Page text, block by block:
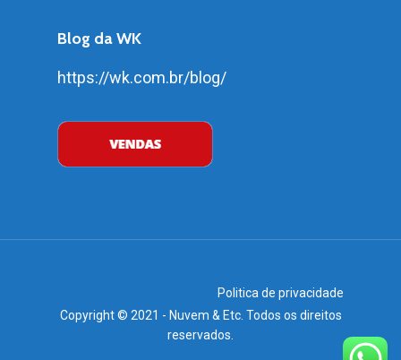
Blog da WK
https://wk.com.br/blog/
Politica de privacidade
Copyright © 2021 - Nuvem & Etc. Todos os direitos
reservados.